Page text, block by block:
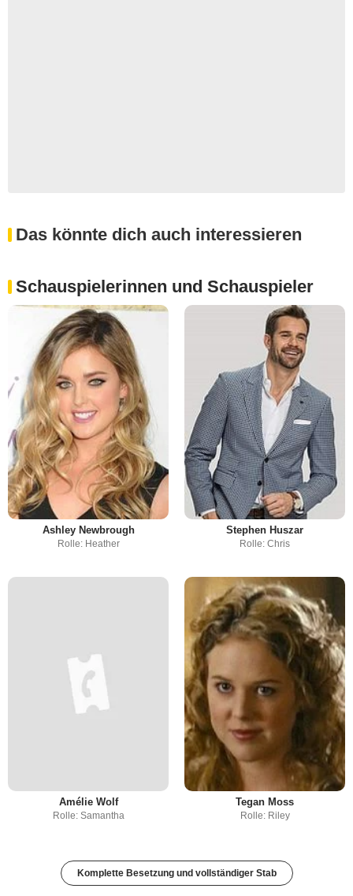
Das könnte dich auch interessieren
Schauspielerinnen und Schauspieler
Ashley Newbrough
Rolle: Heather
Stephen Huszar
Rolle: Chris
Amélie Wolf
Rolle: Samantha
Tegan Moss
Rolle: Riley
Komplette Besetzung und vollständiger Stab